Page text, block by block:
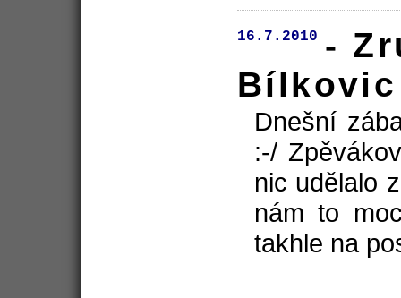
16.7.2010 -
Bílkovic
Dnešní
:-/
nic udělalo
nám to
takhle na